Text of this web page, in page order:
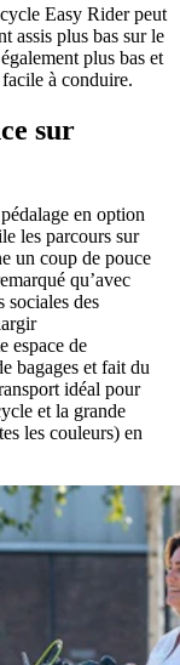
Easy Rider peut
assis plus bas sur le
plus bas et
à conduire.
sur
en option
les parcours sur
un coup de pouce
qu’avec
des
espace de
bagages et fait du
idéal pour
et la grande
les couleurs) en